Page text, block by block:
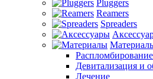
Pluggers
Reamers
Spreaders
Девитализация и
Лечение